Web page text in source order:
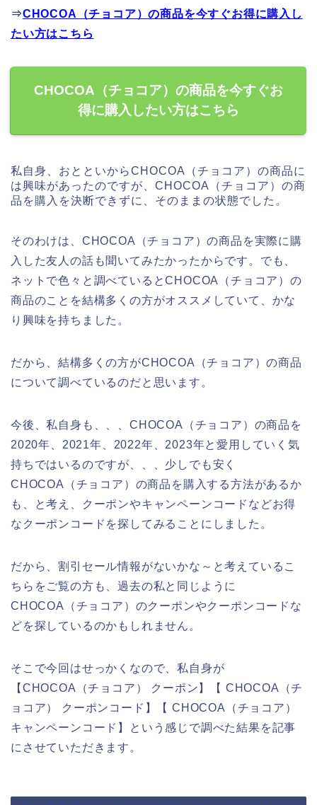
⇒CHOCOA（チョコア）の商品を今すぐお得に購入し
たい方はこちら
CHOCOA（チョコア）の商品を今すぐお
得に購入したい方はこちら
私自身、おとといからCHOCOA（チョコア）の商品に
は興味があったのですが、CHOCOA（チョコア）の商
品を購入を決断できずに、そのままの状態でした。
そのわけは、CHOCOA（チョコア）の商品を実際に購
入した友人の話も聞いてみたかったからです。でも、
ネットで色々と調べているとCHOCOA（チョコア）の
商品のことを結構多くの方がオススメしていて、かな
り興味を持ちました。
だから、結構多くの方がCHOCOA（チョコア）の商品
について調べているのだと思います。
今後、私自身も、、、CHOCOA（チョコア）の商品を
2020年、2021年、2022年、2023年と愛用していく気
持ちではいるのですが、、、少しでも安く
CHOCOA（チョコア）の商品を購入する方法があるか
も、と考え、クーポンやキャンペーンコードなどお得
なクーポンコードを探してみることにしました。
だから、割引セール情報がないかな～と考えているこ
ちらをご覧の方も、過去の私と同じように
CHOCOA（チョコア）のクーポンやクーポンコードな
どを探しているのかもしれません。
そこで今回はせっかくなので、私自身が
【CHOCOA（チョコア） クーポン】【 CHOCOA（チ
ョコア） クーポンコード】【 CHOCOA（チョコア）
キャンペーンコード】という感じで調べた結果を記事
にさせていただきます。